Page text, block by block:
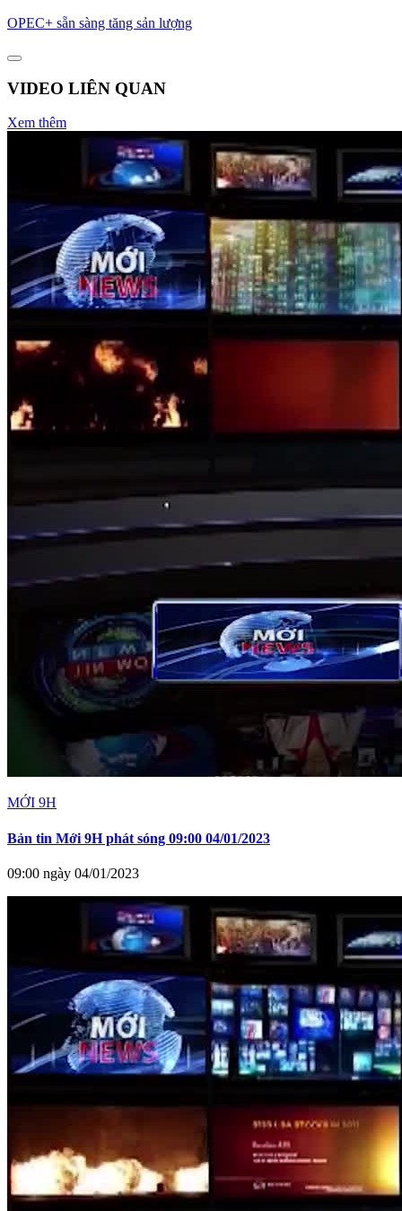
OPEC+ sẵn sàng tăng sản lượng
VIDEO LIÊN QUAN
Xem thêm
MỚI 9H
Bản tin Mới 9H phát sóng 09:00 04/01/2023
09:00 ngày 04/01/2023